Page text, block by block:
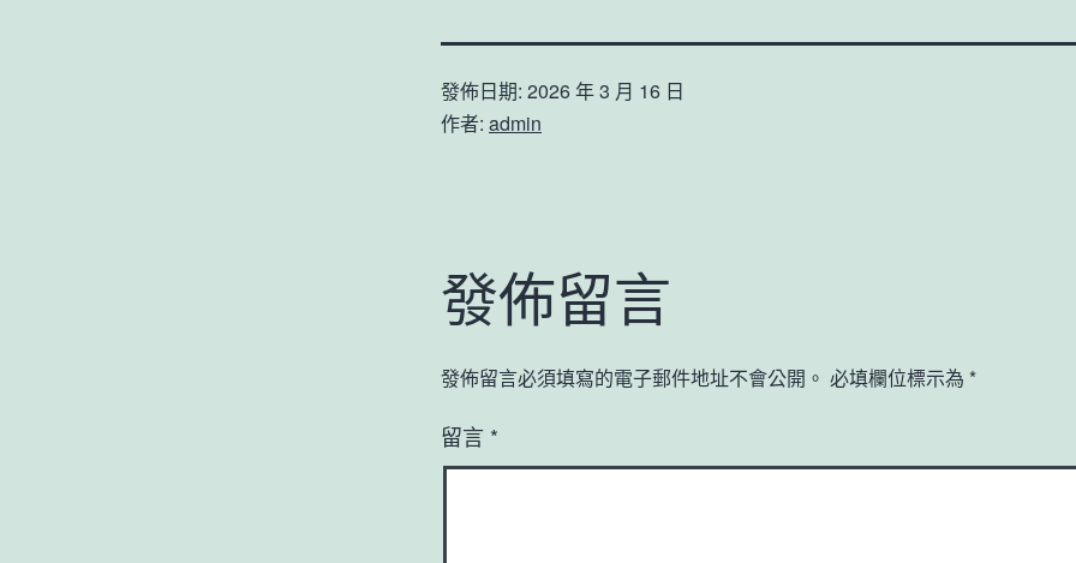
發佈日期: 2026 年 3 月 16 日
作者: admin
發佈留言
發佈留言必須填寫的電子郵件地址不會公開。 必填欄位標示為 *
留言 *